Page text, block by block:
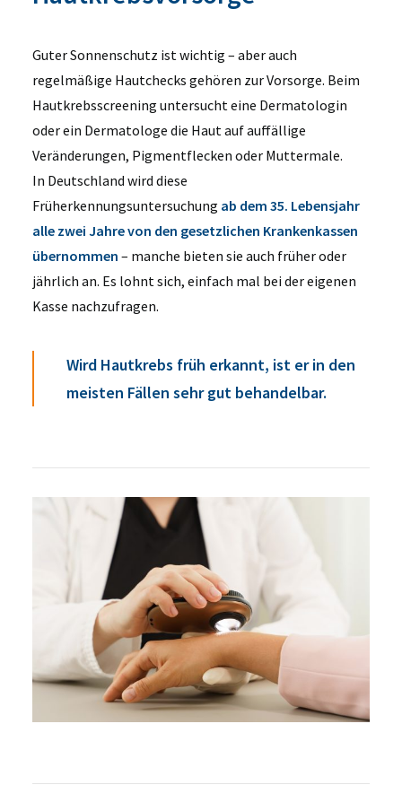
Guter Sonnenschutz ist wichtig – aber auch
regelmäßige Hautchecks gehören zur Vorsorge. Beim
Hautkrebsscreening untersucht eine Dermatologin
oder ein Dermatologe die Haut auf auffällige
Veränderungen, Pigmentflecken oder Muttermale.
In Deutschland wird diese
Früherkennungsuntersuchung ab dem 35. Lebensjahr
alle zwei Jahre von den gesetzlichen Krankenkassen
übernommen – manche bieten sie auch früher oder
jährlich an. Es lohnt sich, einfach mal bei der eigenen
Kasse nachzufragen.
Wird Hautkrebs früh erkannt, ist er in den
meisten Fällen sehr gut behandelbar.